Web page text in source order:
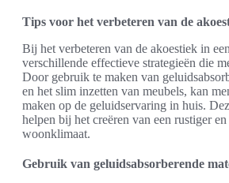
Tips voor het verbeteren van de
Bij het verbeteren van de akoestiek in
verschillende effectieve strategieën die
Door gebruik te maken van
en het slim inzetten van meubels, kan
maken op de geluidservaring in huis.
helpen bij het creëren van een rustiger en
woonklimaat.
Gebruik van geluidsabsorberende